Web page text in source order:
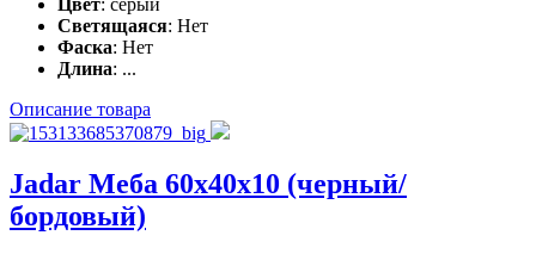
Цвет: серый
Светящаяся: Нет
Фаска: Нет
Длина: ...
Описание товара
Jadar Меба 60x40x10 (черный/
бордовый)